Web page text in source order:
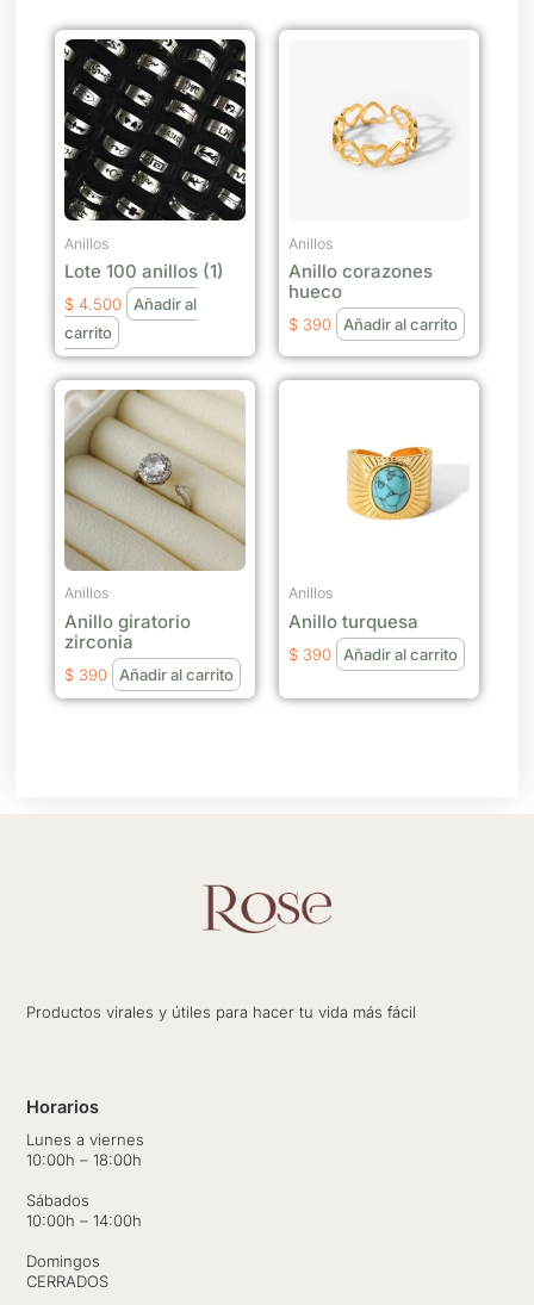
Anillos
Lote 100 anillos (1)
$ 4.500
Añadir al
carrito
Anillos
Anillo corazones
hueco
$ 390 Añadir al carrito
Anillos
Anillo giratorio
zirconia
$ 390 Añadir al carrito
Anillos
Anillo turquesa
$ 390 Añadir al carrito
Productos virales y útiles para hacer tu vida más fácil
Horarios
Lunes a viernes
10:00h – 18:00h
Sábados
10:00h – 14:00h
Domingos
CERRADOS